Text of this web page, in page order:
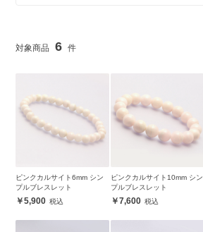
6
ピンクカルサイト6mm シン
プルブレスレット
5,900
ピンクカルサイト10mm シン
プルブレスレット
7,600